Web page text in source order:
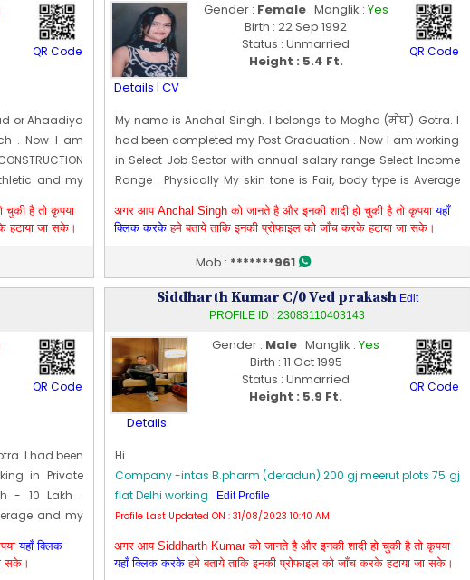
QR Code
or Ahaadiya
. Now I am
and my
of Balaji
post
meerut .
Managar
family .
है तो कृपया
हटाया जा सके।
Details | CV
Gender : FemaleManglik : Yes
Birth : 22 Sep 1992
Status : Unmarried
Height : 5.4 Ft.
QR Code
My name is Anchal Singh. I belongs to Mogha (मोघा) Gotra. I
had been completed my Post Graduation . Now I am working
in Select Job Sector with annual salary range Select Income
Range . Physically My skin tone is Fair, body type is Average
09-22
Profile Last Updated ON : 04/09/2023 06:12 AM
अगर आप Anchal Singh को जानते है और इनकी शादी हो चुकी है तो कृपयायहाँ
क्लिक करकेहमे बताये ताकि इनकी प्रोफाइल को जाँच करके हटाया जा सके।
Mob : *******961
QR Code
I had been
in Private
- 10 Lakh .
and my
10 pa. Own
यहाँ क्लिक
सके।
Siddharth Kumar C/0 Ved prakash Edit
PROFILE ID : 23083110403143
Details
Gender : Male Manglik : Yes
Birth : 11 Oct 1995
Status : Unmarried
Height : 5.9 Ft.
QR Code
Hi
Company -intas B.pharm (deradun) 200 gj meerut plots 75 gj
flat Delhi working
Edit Profile
Profile Last Updated ON : 31/08/2023 10:40 AM
अगर आप Siddharth Kumar को जानते है और इनकी शादी हो चुकी है तो कृपया
यहाँ क्लिक करकेहमे बताये ताकि इनकी प्रोफाइल को जाँच करके हटाया जा सके।